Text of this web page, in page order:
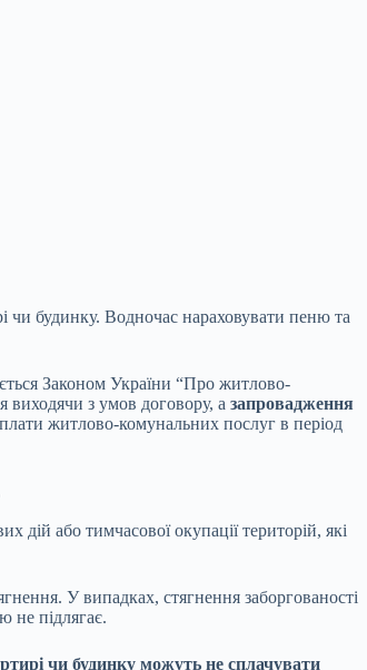
чи будинку. Водночас нараховувати пеню та
Законом України “Про житлово-
виходячи з умов договору, а запровадження
житлово-комунальних послуг в період
дій або тимчасової окупації територій, які
У випадках, стягнення заборгованості
не підлягає.
чи будинку можуть не сплачувати